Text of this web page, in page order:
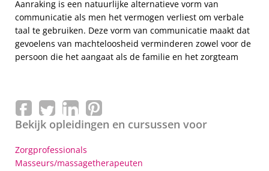
Aanraking is een natuurlijke alternatieve vorm van
communicatie als men het vermogen verliest om verbale
taal te gebruiken. Deze vorm van communicatie maakt dat
gevoelens van machteloosheid verminderen zowel voor de
persoon die het aangaat als de familie en het zorgteam
Bekijk opleidingen en cursussen voor
Zorgprofessionals
Masseurs/massagetherapeuten